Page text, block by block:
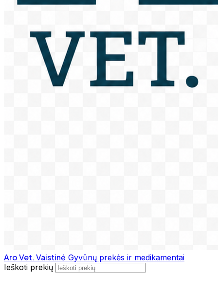
Aro Vet. Vaistinė Gyvūnų prekės ir medikamentai
Ieškoti prekių